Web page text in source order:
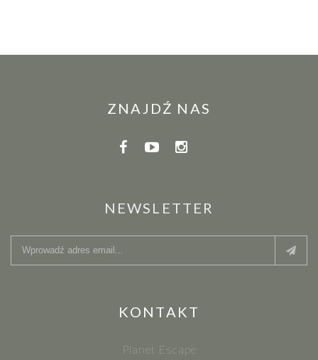
ZNAJDŹ NAS
NEWSLETTER
KONTAKT
Planet Escape